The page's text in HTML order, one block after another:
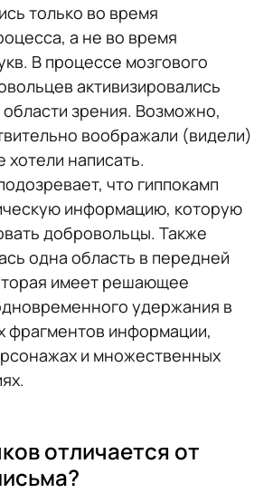
только во время
а не во время
В процессе мозгового
активизировались
зрения. Возможно,
воображали (видели)
написать.
что гиппокамп
информацию, которую
добровольцы. Также
одна область в передней
имеет решающее
удержания в
фрагментов информации,
и множественных
отличается от